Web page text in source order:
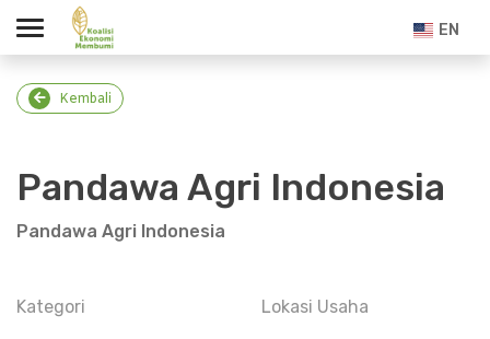
EN
Kembali
Pandawa Agri Indonesia
Pandawa Agri Indonesia
Kategori Lokasi Usaha